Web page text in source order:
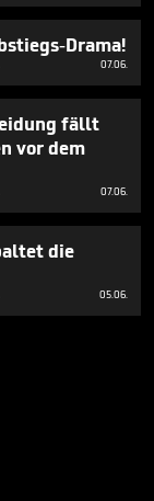
Drama!
07.06.
fällt
vor dem
07.06.
die
05.06.